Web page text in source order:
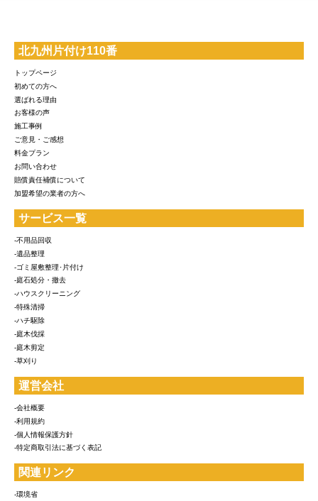
北九州片付け110番
トップページ
初めての方へ
選ばれる理由
お客様の声
施工事例
ご意見・ご感想
料金プラン
お問い合わせ
賠償責任補償について
加盟希望の業者の方へ
サービス一覧
-不用品回収
-遺品整理
-ゴミ屋敷整理･片付け
-庭石処分・撤去
-ハウスクリーニング
-特殊清掃
-ハチ駆除
-庭木伐採
-庭木剪定
-草刈り
運営会社
-会社概要
-利用規約
-個人情報保護方針
-特定商取引法に基づく表記
関連リンク
-環境省